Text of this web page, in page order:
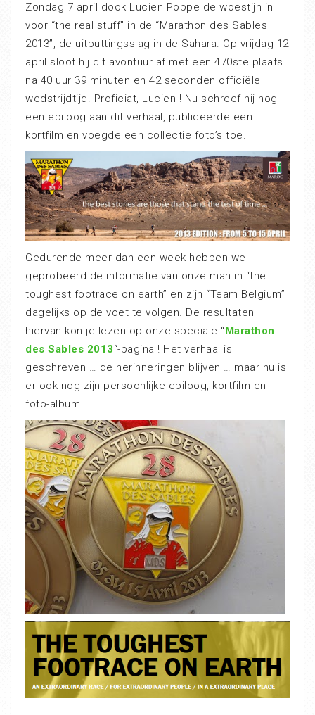
Zondag 7 april dook Lucien Poppe de woestijn in
voor “the real stuff” in de “Marathon des Sables
2013”, de uitputtingsslag in de Sahara. Op vrijdag 12
april sloot hij dit avontuur af met een 470ste plaats
na 40 uur 39 minuten en 42 seconden officiële
wedstrijdtijd. Proficiat, Lucien ! Nu schreef hij nog
een epiloog aan dit verhaal, publiceerde een
kortfilm en voegde een collectie foto’s toe.
Gedurende meer dan een week hebben we
geprobeerd de informatie van onze man in “the
toughest footrace on earth” en zijn “Team Belgium”
dagelijks op de voet te volgen. De resultaten
hiervan kon je lezen op onze speciale “ Marathon
des Sables 2013“-pagina ! Het verhaal is
geschreven … de herinneringen blijven … maar nu is
er ook nog zijn persoonlijke epiloog, kortfilm en
foto-album.